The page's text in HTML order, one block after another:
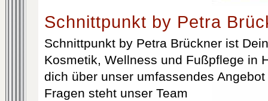
Schnittpunkt by Petra
Schnittpunkt by Petra Brückner ist
Kosmetik, Wellness und Fußpflege in
dich über unser umfassendes
Fragen steht unser Team